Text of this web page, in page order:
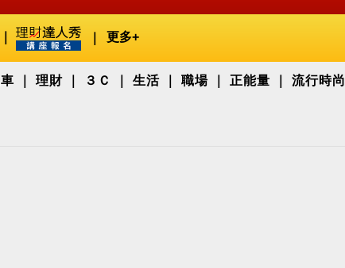
更多+
理財 ３Ｃ 生活 職場 正能量 流行時尚